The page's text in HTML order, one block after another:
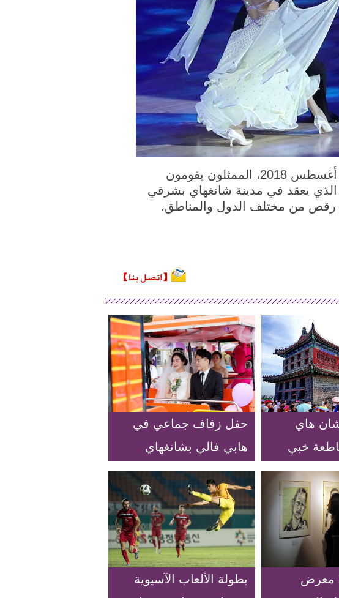
شانغهاي 21 أغسطس 2018 (شينخوانت) في الصرة الملتقطة يوم 19 أغسطس 2018، الممثلون يقومون
الذي يعقد في مدينة شانغهاي بشرقي
هاي
خبي
حفل زفاف جماعي في
هابي فالي بشانغهاي
معرض
بطولة الألعاب الآسيوية